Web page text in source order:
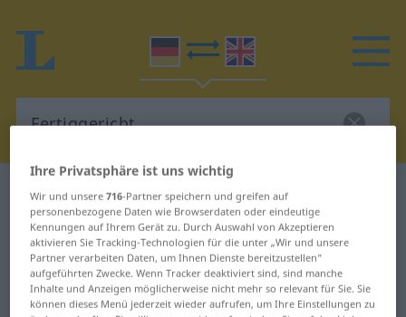
Deutsch-Englisch Wörterbuch Fertiggericht
Deutsch-Englisch Übersetzung für
"Fertiggericht"
"Fertiggericht" Englisch
Ihre Privatsphäre ist uns wichtig
Wir und unsere716-Partner speichern und greifen auf
personenbezogene Daten wie Browserdaten oder eindeutige
Kennungen auf Ihrem Gerät zu. Durch Auswahl von Akzeptieren
aktivieren Sie Tracking-Technologien für die unter „Wir und unsere
Partner verarbeiten Daten, um Ihnen Dienste bereitzustellen“
aufgeführten Zwecke. Wenn Tracker deaktiviert sind, sind manche
Inhalte und Anzeigen möglicherweise nicht mehr so relevant für Sie. Sie
können dieses Menü jederzeit wieder aufrufen, um Ihre Einstellungen zu